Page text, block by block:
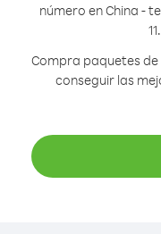
número en China -
Compra paquetes
conseguir las